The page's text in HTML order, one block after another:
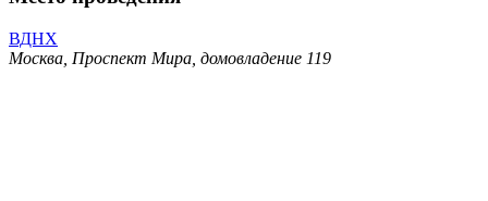
ВДНХ
Москва, Проспект Мира, домовладение 119